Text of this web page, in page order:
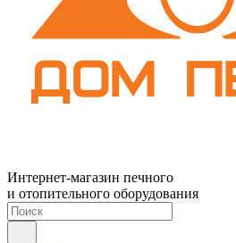
Интернет-магазин печного
и отопительного оборудования